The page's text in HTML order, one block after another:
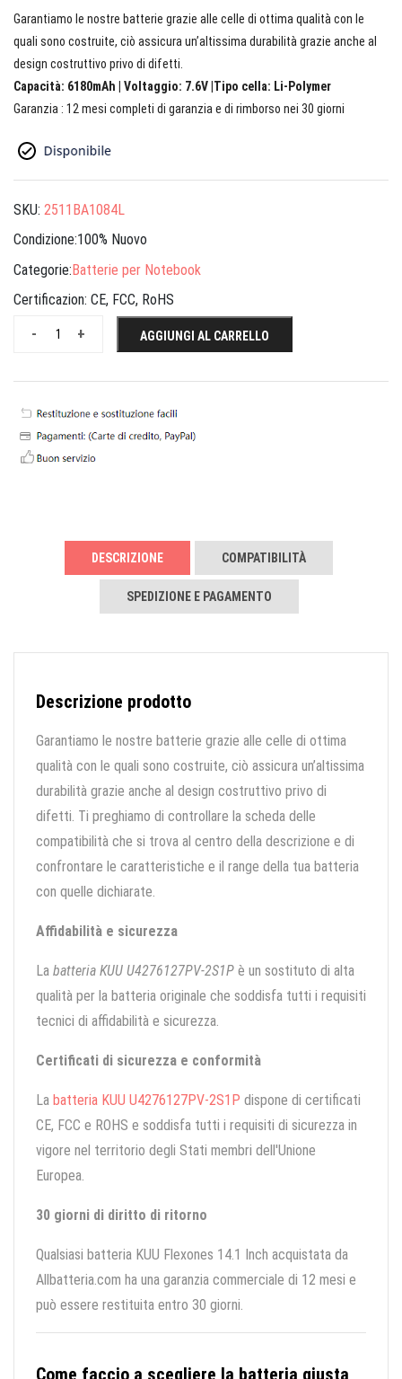
Garantiamo le nostre batterie grazie alle celle di ottima qualità con le
quali sono costruite, ciò assicura un’altissima durabilità grazie anche al
design costruttivo privo di difetti.
Capacità: 6180mAh | Voltaggio: 7.6V |Tipo cella: Li-Polymer
Garanzia : 12 mesi completi di garanzia e di rimborso nei 30 giorni
SKU: 2511BA1084L
Condizione:100% Nuovo
Categorie:Batterie per Notebook
Certificazion: CE, FCC, RoHS
+
- AGGIUNGI AL CARRELLO
DESCRIZIONE COMPATIBILITÀ
SPEDIZIONE E PAGAMENTO
Descrizione prodotto
Garantiamo le nostre batterie grazie alle celle di ottima
qualità con le quali sono costruite, ciò assicura un’altissima
durabilità grazie anche al design costruttivo privo di
difetti. Ti preghiamo di controllare la scheda delle
compatibilità che si trova al centro della descrizione e di
confrontare le caratteristiche e il range della tua batteria
con quelle dichiarate.
Affidabilità e sicurezza
La batteria KUU U4276127PV-2S1P è un sostituto di alta
qualità per la batteria originale che soddisfa tutti i requisiti
tecnici di affidabilità e sicurezza.
Certificati di sicurezza e conformità
La batteria KUU U4276127PV-2S1P dispone di certificati
CE, FCC e ROHS e soddisfa tutti i requisiti di sicurezza in
vigore nel territorio degli Stati membri dell'Unione
Europea.
30 giorni di diritto di ritorno
Qualsiasi batteria KUU Flexones 14.1 Inch acquistata da
Allbatteria.com ha una garanzia commerciale di 12 mesi e
può essere restituita entro 30 giorni.